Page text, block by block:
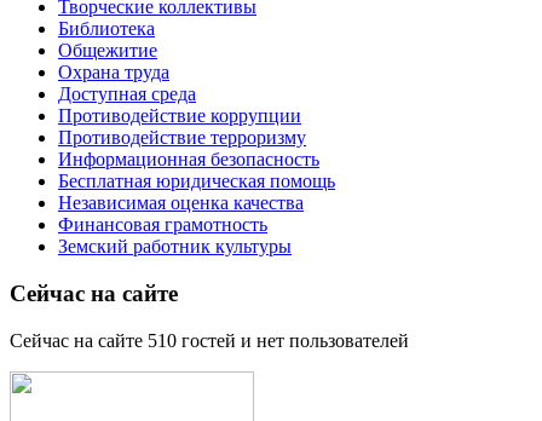
Творческие коллективы
Библиотека
Общежитие
Охрана труда
Доступная среда
Противодействие коррупции
Противодействие терроризму
Информационная безопасность
Бесплатная юридическая помощь
Независимая оценка качества
Финансовая грамотность
Земский работник культуры
Сейчас на сайте
Сейчас на сайте 510 гостей и нет пользователей